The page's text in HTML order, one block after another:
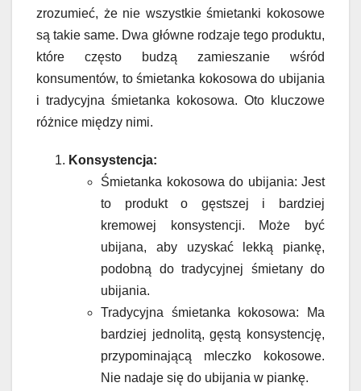
zrozumieć, że nie wszystkie śmietanki kokosowe
są takie same. Dwa główne rodzaje tego produktu,
które często budzą zamieszanie wśród
konsumentów, to śmietanka kokosowa do ubijania
i tradycyjna śmietanka kokosowa. Oto kluczowe
różnice między nimi.
Konsystencja:
Śmietanka kokosowa do ubijania: Jest
to produkt o gęstszej i bardziej
kremowej konsystencji. Może być
ubijana, aby uzyskać lekką piankę,
podobną do tradycyjnej śmietany do
ubijania.
Tradycyjna śmietanka kokosowa: Ma
bardziej jednolitą, gęstą konsystencję,
przypominającą mleczko kokosowe.
Nie nadaje się do ubijania w piankę.